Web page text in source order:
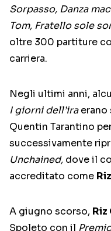
Sorpasso, Danza
Tom, Fratello sole
oltre 300 partiture
carriera.
Negli ultimi anni,
I giorni dell’iraerano
Quentin Tarantino
successivamente
Unchained, dove il
accreditato come
A giugno scorso, Riz
Spoleto con il